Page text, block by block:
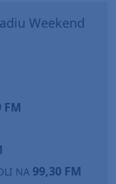
Weekend
FM
NA 99,30 FM